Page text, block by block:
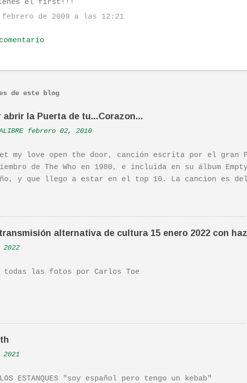
el first!!!
febrero de 2009 a las 12:21
de este blog
abrir la Puerta de tu...Corazon...
febrero 02, 2010
my love open the door, canción escrita por el gran
de The Who en 1980, e incluida en su álbum
y que llego a estar en el top 10. La cancion es
actuación de Pete. Ayer pude ver una estupenda
Life". Recomendada por TOE hace unos posts.Yo
una escena de la peli Dan y su hermano interpretan
Banda sonora, interpretada por Sondre Lerche ,
de este tema de Townshend. PINCHA AQUÍ Y LA
alternativa de cultura 15 enero 2022 con
las fotos por Carlos Toe
ESTANQUES "soy español pero tengo un kebab"